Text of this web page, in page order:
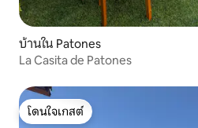
บ้านใน Patones
La Casita de Patones
โดนใจเกสต์
โดนใจเกสต์